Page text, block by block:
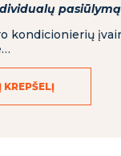
kondicionierių
KREPŠELĮ